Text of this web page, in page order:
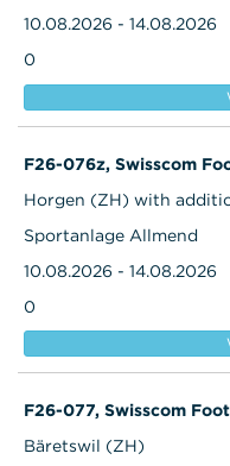
10.08.2026 - 14.08.2026
0
F26-076z, Swisscom
Horgen (ZH) with
Sportanlage Allmend
10.08.2026 - 14.08.2026
0
F26-077, Swisscom
Bäretswil (ZH)